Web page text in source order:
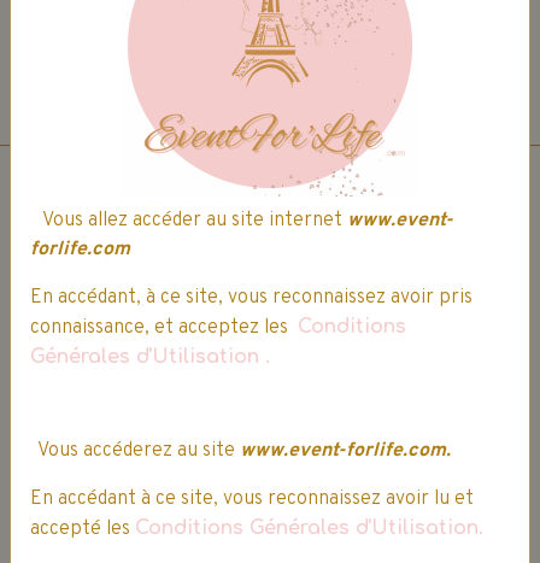
10,00€ 8,50€ TTC
Détails
téléphone.
commande ? Nos conseillers sont
disponibles pour réaliser la prise de
Vous allez accéder au site internet www.event-
forlife.com
En accédant, à ce site, vous reconnaissez avoir pris
connaissance, et acceptez les Conditions
Générales d'Utilisation .
Vous accéderez au site www.event-forlife.com.
En accédant à ce site, vous reconnaissez avoir lu et
accepté les Conditions Générales d'Utilisation.